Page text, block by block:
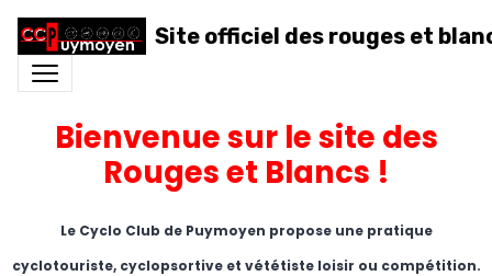
Site officiel des rouges et
Bienvenue sur le site des
Rouges et Blancs !
Le Cyclo Club de Puymoyen propose une pratique
cyclotouriste, cyclopsortive et vététiste loisir ou compétition.